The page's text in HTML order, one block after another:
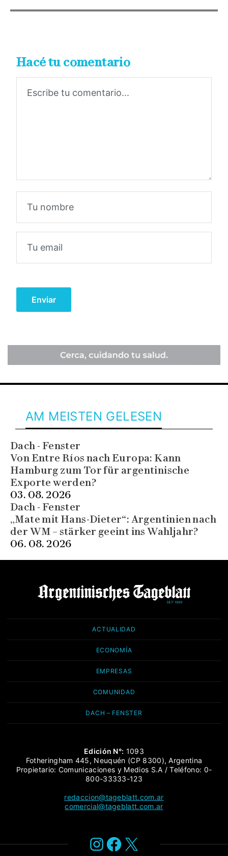
Hacé tu comentario
AM MEISTEN GELESEN
Dach - Fenster
Von Entre Ríos nach Europa: Kann
Hamburg zum Tor für argentinische
Exporte werden?
03. 08. 2026
Dach - Fenster
„Mate mit Hans-Dieter“: Argentinien nach
der WM – stärker geeint ins Wahljahr?
06. 08. 2026
ACTUALIDAD
ECONOMÍA
EMPRESAS
COMUNIDAD
DACH – FENSTER
Edición N°: 1093
Fotheringham 445, Neuquén (CP 8300), Argentina
Propietario: Comunicaciones y Medios S.A / Teléfono: 0-
800-33333-123
redaccion@tageblatt.com.ar
comercial@tageblatt.com.ar
Instagram
Facebook
X